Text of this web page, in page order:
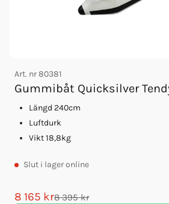
Art. nr80381
Gummibåt Quicksilver
Längd 240cm
Luftdurk
Vikt 18,8kg
Slut i lager online
8 165 kr8 395 kr